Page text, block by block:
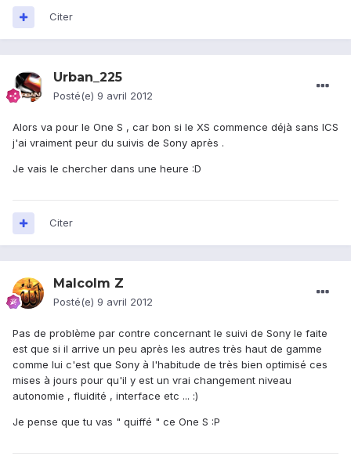
Citer
Urban_225
Posté(e) 9 avril 2012
Alors va pour le One S , car bon si le XS commence déjà sans ICS
j'ai vraiment peur du suivis de Sony après .
Je vais le chercher dans une heure :D
Citer
Malcolm Z
Posté(e) 9 avril 2012
Pas de problème par contre concernant le suivi de Sony le faite
est que si il arrive un peu après les autres très haut de gamme
comme lui c'est que Sony à l'habitude de très bien optimisé ces
mises à jours pour qu'il y est un vrai changement niveau
autonomie , fluidité , interface etc ... :)
Je pense que tu vas " quiffé " ce One S :P